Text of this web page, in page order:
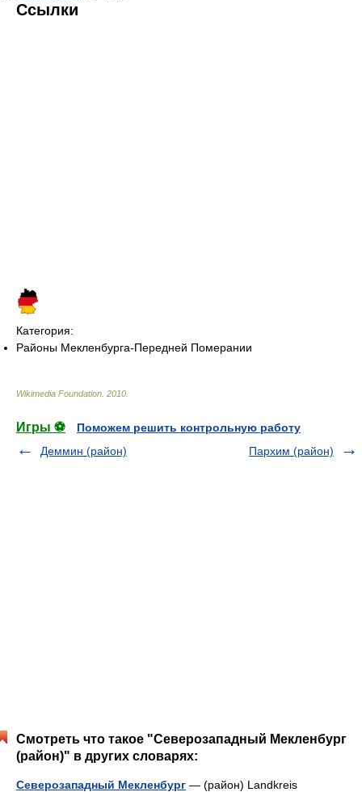
Ссылки
Категория:
Районы Мекленбурга-Передней Померании
Wikimedia Foundation 2010
Игры ⚽
Поможем решить контрольную работу
Деммин (район)
Пархим (район)
Смотреть что такое "Северозападный Мекленбург
(район)" в других словарях:
Северозападный Мекленбург — (район) Landkreis